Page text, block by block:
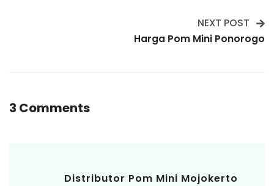
NEXT POST
Harga Pom Mini Ponorogo
3 Comments
Distributor Pom Mini Mojokerto